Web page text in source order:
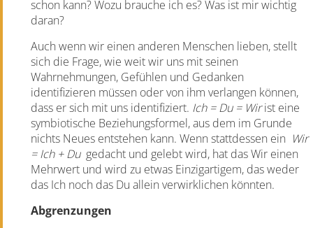
schon kann? Wozu brauche ich es? Was ist mir wichtig
daran?
Auch wenn wir einen anderen Menschen lieben, stellt
sich die Frage, wie weit wir uns mit seinen
Wahrnehmungen, Gefühlen und Gedanken
identifizieren müssen oder von ihm verlangen können,
dass er sich mit uns identifiziert. Ich = Du = Wirist eine
symbiotische Beziehungsformel, aus dem im Grunde
nichts Neues entstehen kann. Wenn stattdessen ein Wir
= Ich + Dugedacht und gelebt wird, hat das Wir einen
Mehrwert und wird zu etwas Einzigartigem, das weder
das Ich noch das Du allein verwirklichen könnten.
Abgrenzungen